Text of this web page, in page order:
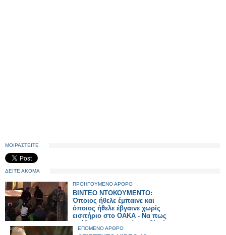
ΜΟΙΡΑΣΤΕΙΤΕ
ΔΕΙΤΕ ΑΚΟΜΑ
ΠΡΟΗΓΟΥΜΕΝΟ ΑΡΘΡΟ
ΒΙΝΤΕΟ ΝΤΟΚΟΥΜΕΝΤΟ:
Όποιος ήθελε έμπαινε και
όποιος ήθελε έβγαινε χωρίς
εισιτήριο στο ΟΑΚΑ - Να πως
στήθηκε το σκηνικό της βίας!
ΕΠΟΜΕΝΟ ΑΡΘΡΟ